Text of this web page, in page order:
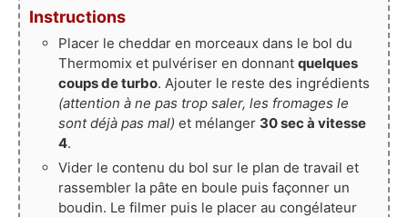
Instructions
Placer le cheddar en morceaux dans le bol du
Thermomix et pulvériser en donnant quelques
coups de turbo. Ajouter le reste des ingrédients
(attention à ne pas trop saler, les fromages le
sont déjà pas mal) et mélanger 30 sec à vitesse
4.
Vider le contenu du bol sur le plan de travail et
rassembler la pâte en boule puis façonner un
boudin. Le filmer puis le placer au congélateur